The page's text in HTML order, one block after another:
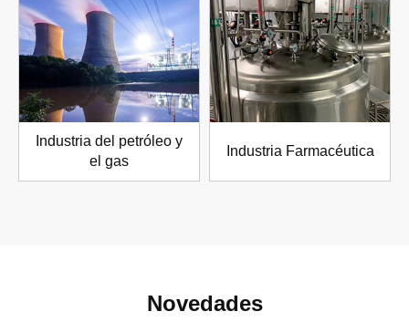
Industria del petróleo y
el gas
Industria Farmacéutica
Novedades